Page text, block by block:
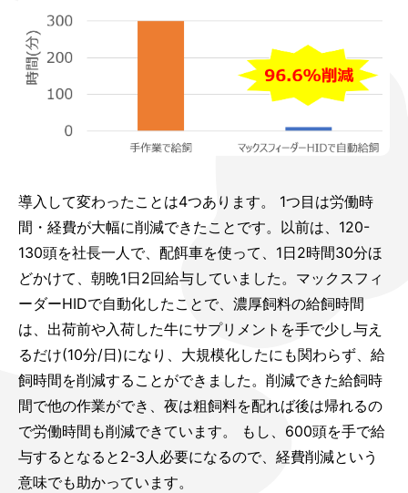
導入して変わったことは4つあります。 1つ目は労働時
間・経費が大幅に削減できたことです。以前は、120-
130頭を社長一人で、配餌車を使って、1日2時間30分ほ
どかけて、朝晩1日2回給与していました。マックスフィ
ーダーHIDで自動化したことで、濃厚飼料の給飼時間
は、出荷前や入荷した牛にサプリメントを手で少し与え
るだけ(10分/日)になり、大規模化したにも関わらず、給
飼時間を削減することができました。削減できた給飼時
間で他の作業ができ、夜は粗飼料を配れば後は帰れるの
で労働時間も削減できています。 もし、600頭を手で給
与するとなると2-3人必要になるので、経費削減という
意味でも助かっています。